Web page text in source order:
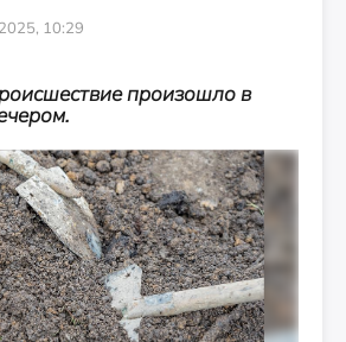
10:29
произошло в